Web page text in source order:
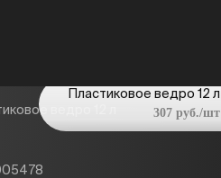
ведро 12 л
Пластиковое ведро 12 л
307 руб./шт